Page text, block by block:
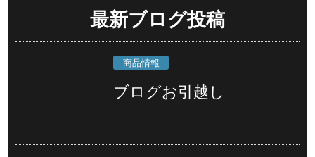
最新ブログ投稿
商品情報
ブログお引越し